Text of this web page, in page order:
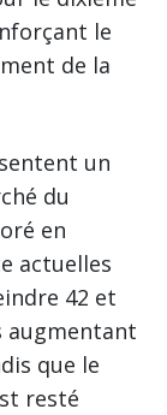
le
de la
un
du
en
actuelles
42 et
augmentant
que le
resté